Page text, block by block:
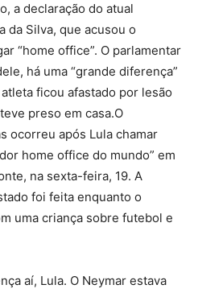
a declaração do atual
da Silva, que acusou o
“home office”. O parlamentar
há uma “grande diferença”
ficou afastado por lesão
preso em casa.O
ocorreu após Lula chamar
home office do mundo” em
na sexta-feira, 19. A
foi feita enquanto o
uma criança sobre futebol e
aí, Lula. O Neymar estava